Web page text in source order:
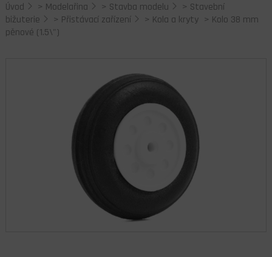
Úvod > Modelařina > Stavba modelu > Stavební
bižuterie
> Přistávací zařízení > Kola a kryty > Kolo 38 mm
pěnové (1.5\")